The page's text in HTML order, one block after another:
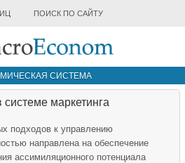
ПОИСК ПО САЙТУ
СИСТЕМА
системе маркетинга
подходов к управлению
направлена на обеспечение
ассимиляционного потенциала